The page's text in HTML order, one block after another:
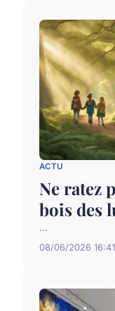
ACTU
Ne ratez
bois des
...
08/06/2026 16:41